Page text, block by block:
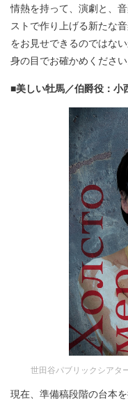
情熱を持って、演劇と、
ストで作り上げる新たな
をお見せできるのではな
身の目でお確かめください
■美しい牡馬／伯爵役：小
世田谷パブリックシア
現在、準備稿段階の台本